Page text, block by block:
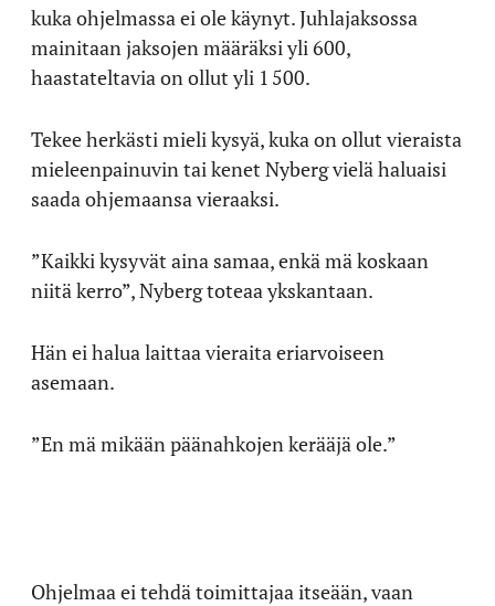
kuka ohjelmassa ei ole käynyt. Juhlajaksossa
mainitaan jaksojen määräksi yli 600,
haastateltavia on ollut yli 1 500.
Tekee herkästi mieli kysyä, kuka on ollut vieraista
mieleenpainuvin tai kenet Nyberg vielä haluaisi
saada ohjemaansa vieraaksi.
”Kaikki kysyvät aina samaa, enkä mä koskaan
niitä kerro”, Nyberg toteaa ykskantaan.
Hän ei halua laittaa vieraita eriarvoiseen
asemaan.
”En mä mikään päänahkojen kerääjä ole.”
Ohjelmaa ei tehdä toimittajaa itseään, vaan